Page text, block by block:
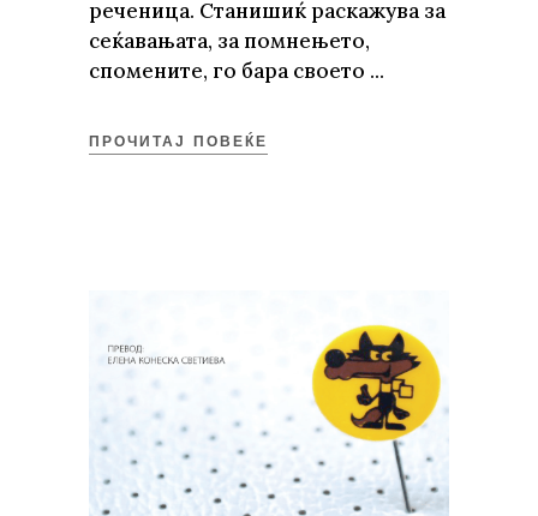
реченица. Станишиќ раскажува за
сеќавањата, за помнењето,
спомените, го бара своето
ПРОЧИТАЈ ПОВЕЌЕ